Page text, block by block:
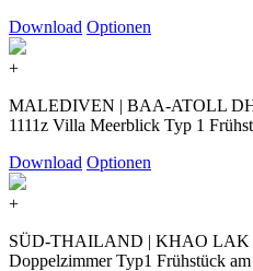
Download Optionen
+
MALEDIVEN | BAA-ATOLL
1111z Villa Meerblick Typ 1
Download Optionen
+
SÜD-THAILAND | KHAO
Doppelzimmer Typ1 Frühstück